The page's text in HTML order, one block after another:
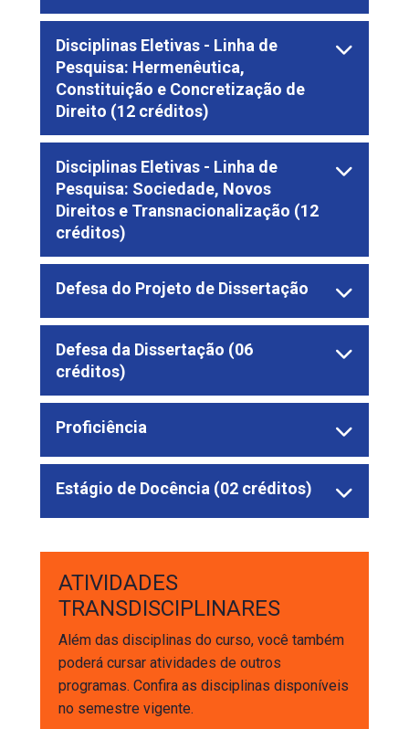
Disciplinas Eletivas - Linha de
Pesquisa: Hermenêutica,
Constituição e Concretização de
Direito (12 créditos)
Disciplinas Eletivas - Linha de
Pesquisa: Sociedade, Novos
Direitos e Transnacionalização (12
créditos)
Defesa do Projeto de Dissertação
Defesa da Dissertação (06
créditos)
Proficiência
Estágio de Docência (02 créditos)
ATIVIDADES
TRANSDISCIPLINARES
Além das disciplinas do curso, você também
poderá cursar atividades de outros
programas. Confira as disciplinas disponíveis
no semestre vigente.